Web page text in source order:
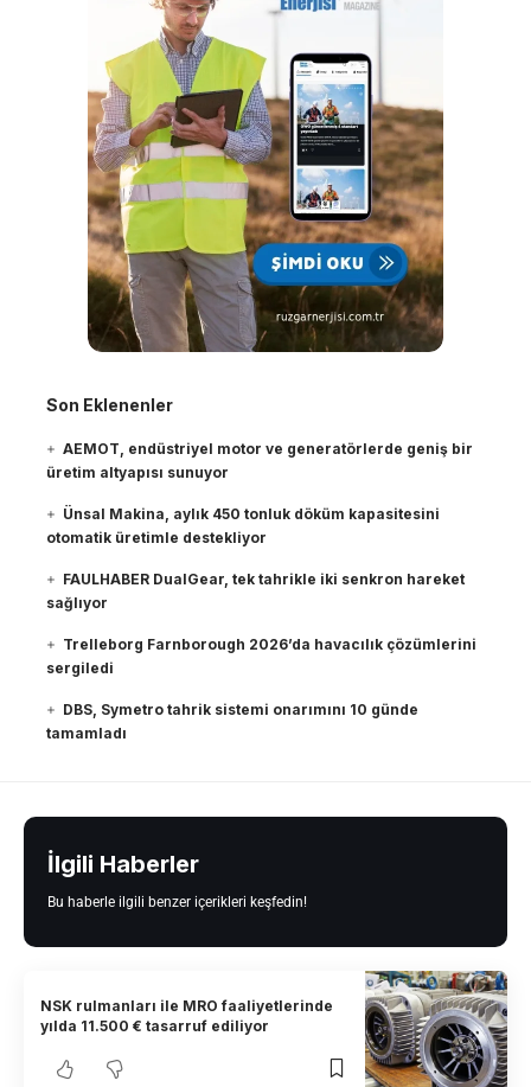
Son Eklenenler
AEMOT, endüstriyel motor ve generatörlerde geniş bir
üretim altyapısı sunuyor
Ünsal Makina, aylık 450 tonluk döküm kapasitesini
otomatik üretimle destekliyor
FAULHABER DualGear, tek tahrikle iki senkron hareket
sağlıyor
Trelleborg Farnborough 2026’da havacılık çözümlerini
sergiledi
DBS, Symetro tahrik sistemi onarımını 10 günde
tamamladı
İlgili Haberler
Bu haberle ilgili benzer içerikleri keşfedin!
NSK rulmanları ile MRO faaliyetlerinde
yılda 11.500 € tasarruf ediliyor